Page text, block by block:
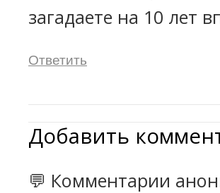
загадаете на 10 лет
Ответить
Добавить
💬 Комментарии